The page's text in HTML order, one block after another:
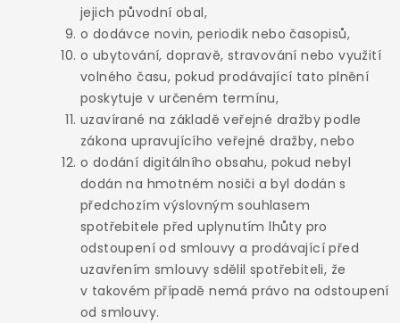
jejich původní obal,
o dodávce novin, periodik nebo časopisů,
o ubytování, dopravě, stravování nebo využití
volného času, pokud prodávající tato plnění
poskytuje v určeném termínu,
uzavírané na základě veřejné dražby podle
zákona upravujícího veřejné dražby, nebo
o dodání digitálního obsahu, pokud nebyl
dodán na hmotném nosiči a byl dodán s
předchozím výslovným souhlasem
spotřebitele před uplynutím lhůty pro
odstoupení od smlouvy a prodávající před
uzavřením smlouvy sdělil spotřebiteli, že
v takovém případě nemá právo na odstoupení
od smlouvy.